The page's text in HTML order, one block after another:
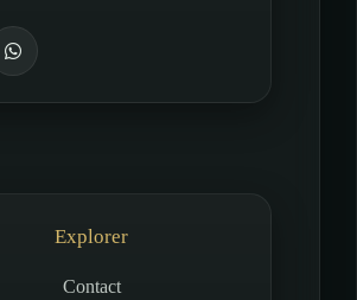
Explorer
Contact